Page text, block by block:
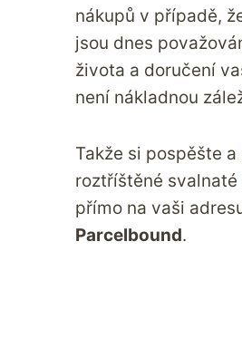
nákupů v případě,
jsou dnes
života a doručení
není nákladnou
Takže si pospěšte
roztříštěné
přímo na vaši
Parcelbound.